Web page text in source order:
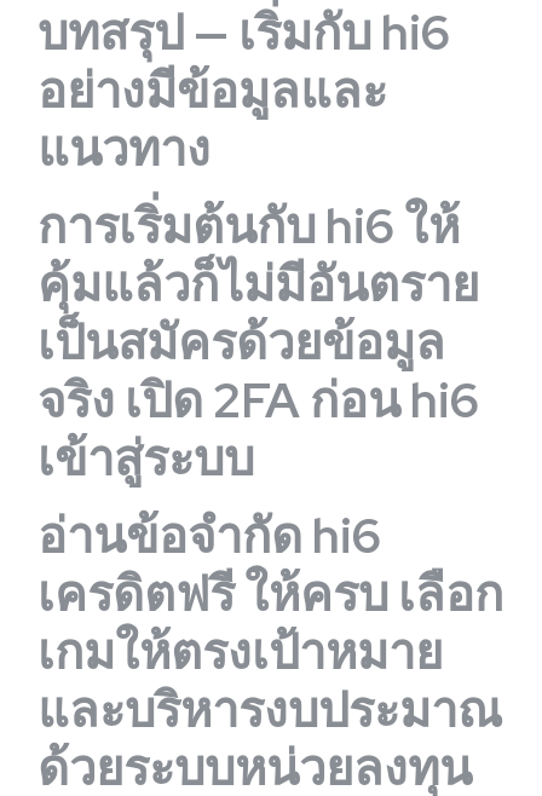
บทสรุป — เริ่มกับ hi6
อย่างมีข้อมูลและ
แนวทาง
การเริ่มต้นกับ hi6 ให้
คุ้มแล้วก็ไม่มีอันตราย
เป็นสมัครด้วยข้อมูล
จริง เปิด 2FA ก่อน hi6
เข้าสู่ระบบ
อ่านข้อจำกัด hi6
เครดิตฟรี ให้ครบ เลือก
เกมให้ตรงเป้าหมาย
และบริหารงบประมาณ
ด้วยระบบหน่วยลงทุน